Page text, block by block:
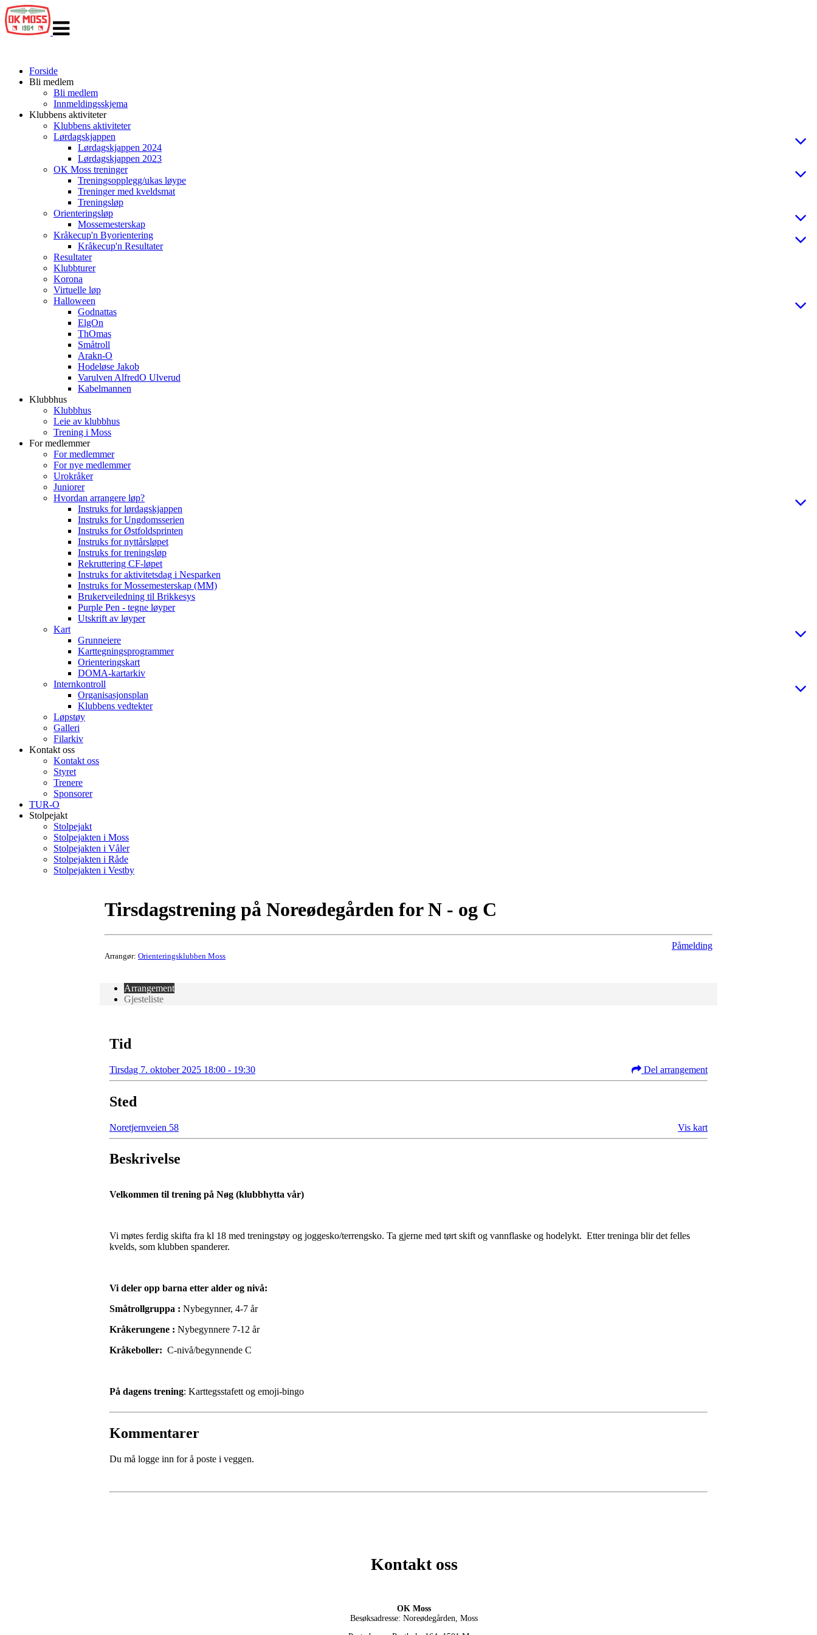
navigasjon
Forside
Bli medlem
Bli medlem
Innmeldingsskjema
Klubbens aktiviteter
Klubbens aktiviteter
Lørdagskjappen
Lørdagskjappen 2024
Lørdagskjappen 2023
OK Moss treninger
Treningsopplegg/ukas løype
Treninger med kveldsmat
Treningsløp
Orienteringsløp
Mossemesterskap
Kråkecup'n Byorientering
Kråkecup'n Resultater
Resultater
Klubbturer
Korona
Virtuelle løp
Halloween
Godnattas
ElgOn
ThOmas
Småtroll
Arakn-O
Hodeløse Jakob
Varulven AlfredO Ulverud
Kabelmannen
Klubbhus
Klubbhus
Leie av klubbhus
Trening i Moss
For medlemmer
For medlemmer
For nye medlemmer
Urokråker
Juniorer
Hvordan arrangere løp?
Instruks for lørdagskjappen
Instruks for Ungdomsserien
Instruks for Østfoldsprinten
Instruks for nyttårsløpet
Instruks for treningsløp
Rekruttering CF-løpet
Instruks for aktivitetsdag i Nesparken
Instruks for Mossemesterskap (MM)
Brukerveiledning til Brikkesys
Purple Pen - tegne løyper
Utskrift av løyper
Kart
Grunneiere
Karttegningsprogrammer
Orienteringskart
DOMA-kartarkiv
Internkontroll
Organisasjonsplan
Klubbens vedtekter
Løpstøy
Galleri
Filarkiv
Kontakt oss
Kontakt oss
Styret
Trenere
Sponsorer
TUR-O
Stolpejakt
Stolpejakt
Stolpejakten i Moss
Stolpejakten i Våler
Stolpejakten i Råde
Stolpejakten i Vestby
Tirsdagstrening på Noreødegården for N - og C
Arrangør: Orienteringsklubben Moss
Påmelding
Arrangement
Gjesteliste
Tid
Tirsdag 7. oktober 2025 18:00 - 19:30 Del arrangement
Sted
Noretjernveien 58 Vis kart
Beskrivelse
Velkommen til trening på Nøg (klubbhytta vår)
Vi møtes ferdig skifta fra kl 18 med treningstøy og joggesko/terrengsko. Ta gjerne med tørt skift og vannflaske og hodelykt. Etter treninga blir det felles
kvelds, som klubben spanderer.
Vi deler opp barna etter alder og nivå:
Småtrollgruppa : Nybegynner, 4-7 år
Kråkerungene : Nybegynnere 7-12 år
Kråkeboller: C-nivå/begynnende C
På dagens trening: Karttegsstafett og emoji-bingo
Kommentarer
Du må logge inn for å poste i veggen.
Kontakt oss
OK Moss
Besøksadresse: Noreødegården, Moss